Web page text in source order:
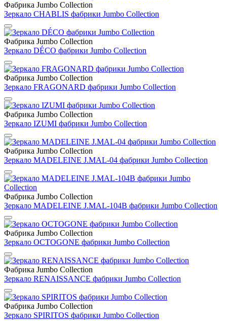
Фабрика Jumbo Collection
Зеркало CHABLIS фабрики Jumbo Collection
Фабрика Jumbo Collection
Зеркало DÉCO фабрики Jumbo Collection
Фабрика Jumbo Collection
Зеркало FRAGONARD фабрики Jumbo Collection
Фабрика Jumbo Collection
Зеркало IZUMI фабрики Jumbo Collection
Фабрика Jumbo Collection
Зеркало MADELEINE J.MAL-04 фабрики Jumbo Collection
Фабрика Jumbo Collection
Зеркало MADELEINE J.MAL-104B фабрики Jumbo Collection
Фабрика Jumbo Collection
Зеркало OCTOGONE фабрики Jumbo Collection
Фабрика Jumbo Collection
Зеркало RENAISSANCE фабрики Jumbo Collection
Фабрика Jumbo Collection
Зеркало SPIRITOS фабрики Jumbo Collection